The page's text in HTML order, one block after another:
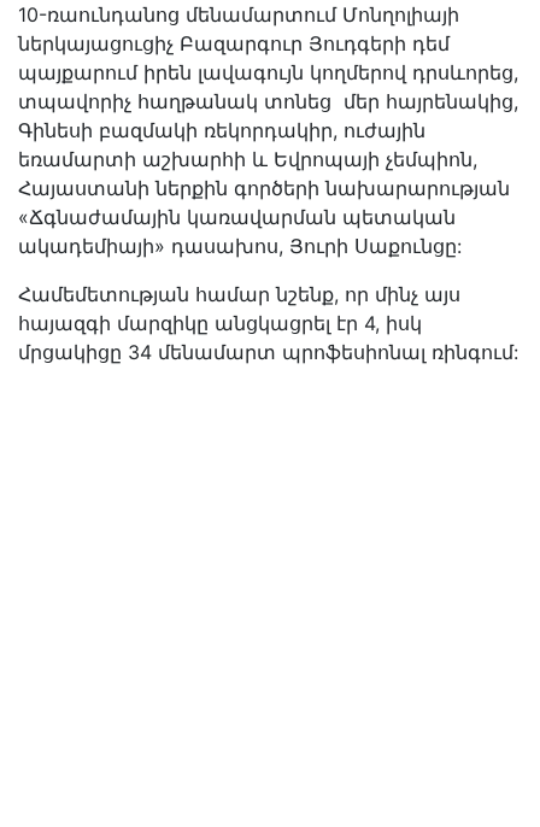
10-ռաունդանոց մենամարտում Մոնղոլիայի
ներկայացուցիչ Բազարգուր Յուդգերի դեմ
պայքարում իրեն լավագույն կողմերով դրսևորեց,
տպավորիչ հաղթանակ տոնեց մեր հայրենակից,
Գինեսի բազմակի ռեկորդակիր, ուժային
եռամարտի աշխարհի և Եվրոպայի չեմպիոն,
Հայաստանի ներքին գործերի նախարարության
«Ճգնաժամային կառավարման պետական
ակադեմիայի» դասախոս, Յուրի Սաքունցը:
Համեմետության համար նշենք, որ մինչ այս
հայազգի մարզիկը անցկացրել էր 4, իսկ
մրցակիցը 34 մենամարտ պրոֆեսիոնալ ռինգում: